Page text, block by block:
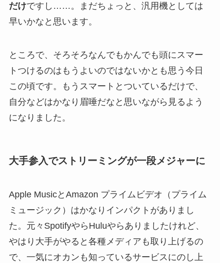
だけですし……。まだちょっと、汎用機としては
早いかなと思います。
ところで、そろそろなんでもかんでも頭にスマー
トつけるのはもうよいのではないかとも思う今日
この頃です。もうスマートとついているだけで、
自分などはかなり眉唾だなと思いながら見るよう
になりました。
大手参入でストリーミングが一段メジャーに
Apple MusicとAmazon プライムビデオ（プライム
ミュージック）はかなりインパクトがありまし
た。元々SpotifyやらHuluやらありましたけれど、
やはり大手がやると各種メディアも取り上げるの
で、一気にオカンも知っているサービスにのし上